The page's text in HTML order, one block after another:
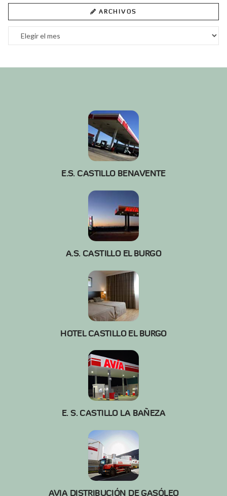
ARCHIVOS
Archivos
E.S. CASTILLO BENAVENTE
A.S. CASTILLO EL BURGO
HOTEL CASTILLO EL BURGO
E. S. CASTILLO LA BAÑEZA
AVIA DISTRIBUCIÓN DE GASÓLEO